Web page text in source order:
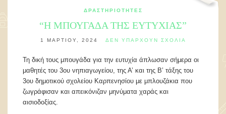
ΔΡΑΣΤΗΡΙΌΤΗΤΕΣ
“Η ΜΠΟΥΓΆΔΑ ΤΗΣ ΕΥΤΥΧΊΑΣ”
1 ΜΑΡΤΊΟΥ, 2024 ΔΕΝ ΥΠΆΡΧΟΥΝ ΣΧΌΛΙΑ
Τη δική τους μπουγάδα για την ευτυχία άπλωσαν σήμερα οι
μαθητές του 3ου νηπιαγωγείου, της Α’ και της Β’ τάξης του
3ου δημοτικού σχολείου Καρπενησίου με μπλουζάκια που
ζωγράφισαν και απεικόνιζαν μηνύματα χαράς και
αισιοδοξίας.